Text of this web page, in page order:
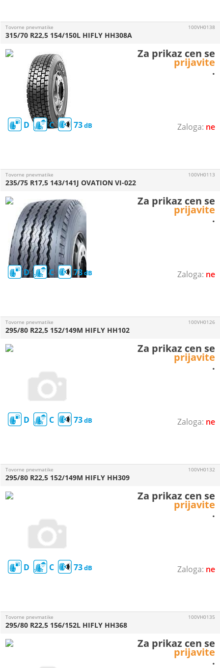
ne
Tovorne pnevmatike
D C 73
315/70 R22,5 154/150L HIFLY HH308A
100VH0138
Za prikaz cen se
prijavite
.
ne
Tovorne pnevmatike
D C 73
235/75 R17,5 143/141J OVATION VI-022
100VH0113
Za prikaz cen se
prijavite
.
ne
Tovorne pnevmatike
D C 73
295/80 R22,5 152/149M HIFLY HH102
100VH0126
Za prikaz cen se
prijavite
.
ne
Tovorne pnevmatike
D C 73
295/80 R22,5 152/149M HIFLY HH309
100VH0132
Za prikaz cen se
prijavite
.
Tovorne pnevmatike
295/80 R22,5 156/152L HIFLY HH368
100VH0135
Za prikaz cen se
prijavite
.